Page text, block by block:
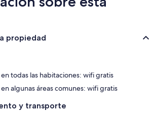
propiedad
todas las habitaciones: wifi gratis
algunas áreas comunes: wifi gratis
y transporte